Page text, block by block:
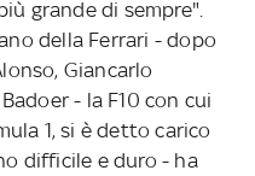
grande di sempre".
della Ferrari - dopo
Giancarlo
- la F10 con cui
1, si è detto carico
difficile e duro - ha